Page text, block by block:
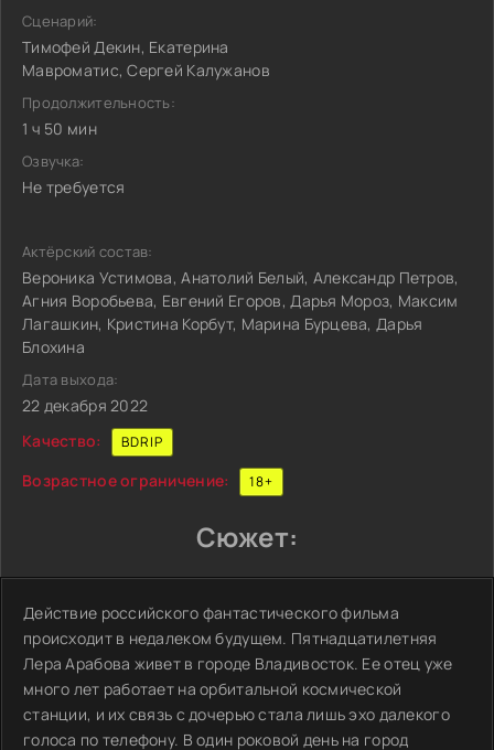
Сценарий:
Тимофей Декин, Екатерина
Мавроматис, Сергей Калужанов
Продолжительность:
1 ч 50 мин
Озвучка:
Не требуется
Актёрский состав:
Вероника Устимова, Анатолий Белый, Александр Петров,
Агния Воробьева, Евгений Егоров, Дарья Мороз, Максим
Лагашкин, Кристина Корбут, Марина Бурцева, Дарья
Блохина
Дата выхода:
22 декабря 2022
Качество:
BDRIP
Возрастное ограничение: 18+
Сюжет:
Действие российского фантастического фильма
происходит в недалеком будущем. Пятнадцатилетняя
Лера Арабова живет в городе Владивосток. Ее отец уже
много лет работает на орбитальной космической
станции, и их связь с дочерью стала лишь эхо далекого
голоса по телефону. В один роковой день на город